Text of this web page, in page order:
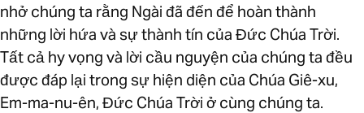
nhở chúng ta rằng Ngài đã đến để hoàn thành
những lời hứa và sự thành tín của Đức Chúa Trời.
Tất cả hy vọng và lời cầu nguyện của chúng ta đều
được đáp lại trong sự hiện diện của Chúa Giê-xu,
Em-ma-nu-ên, Đức Chúa Trời ở cùng chúng ta.